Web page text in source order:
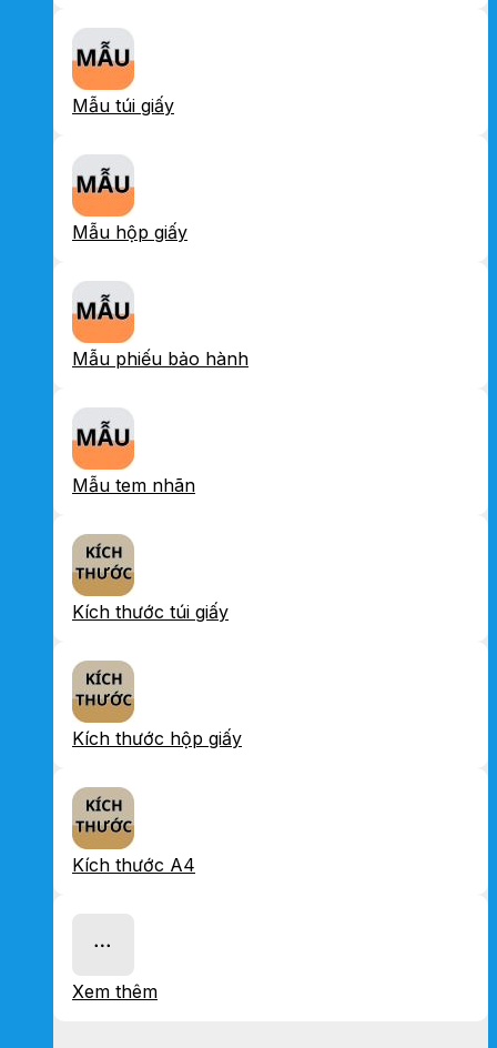
Mẫu túi giấy
Mẫu hộp giấy
Mẫu phiếu bảo hành
Mẫu tem nhãn
Kích thước túi giấy
Kích thước hộp giấy
Kích thước A4
Xem thêm